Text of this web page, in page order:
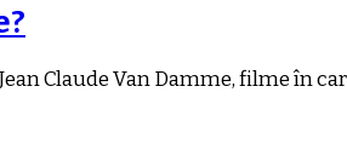
Claude Van Damme, filme în